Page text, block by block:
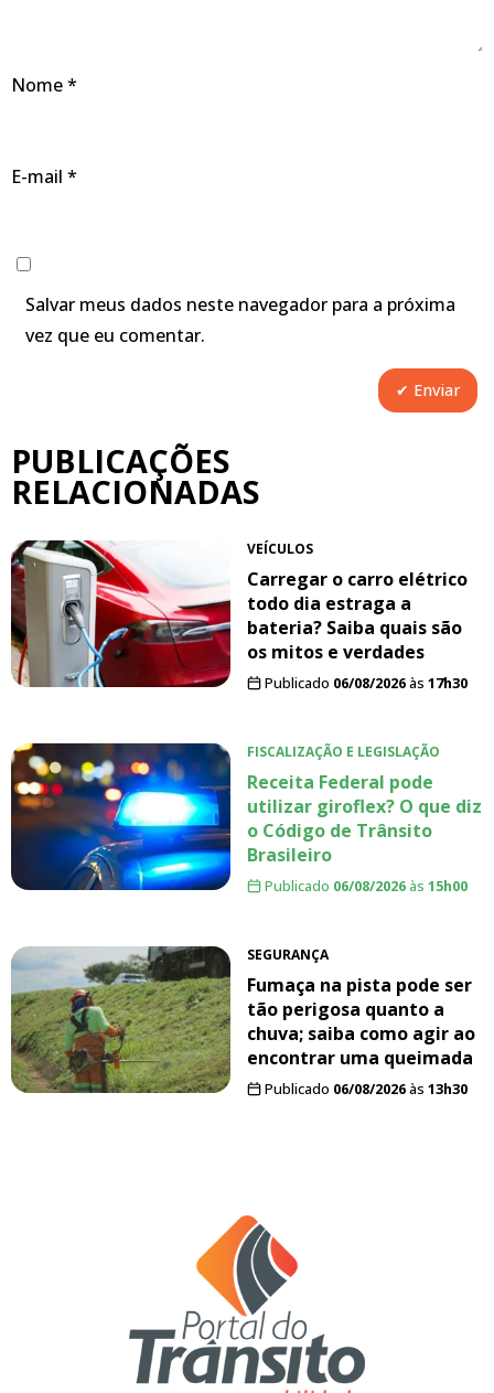
Nome*
E-mail *
Salvar meus dados neste navegador para a próxima
vez que eu comentar.
PUBLICAÇÕES
RELACIONADAS
VEÍCULOS
Carregar o carro elétrico
todo dia estraga a
bateria? Saiba quais são
os mitos e verdades
Publicado 06/08/2026às 17h30
FISCALIZAÇÃO E LEGISLAÇÃO
Receita Federal pode
utilizar giroflex? O que diz
o Código de Trânsito
Brasileiro
Publicado 06/08/2026às 15h00
SEGURANÇA
Fumaça na pista pode ser
tão perigosa quanto a
chuva; saiba como agir ao
encontrar uma queimada
Publicado 06/08/2026às 13h30